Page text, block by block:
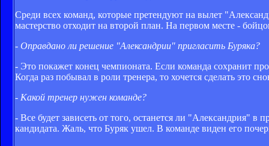
Среди всех команд, которые претендуют на вылет
мастерство отходит на второй план. На первом месте -
- Оправдано ли решение "Александрии" пригласить Буряка?
- Это покажет конец чемпионата. Если команда сохранит
Когда раз побывал в роли тренера, то хочется сделать это
- Какой тренер нужен команде?
- Все будет зависеть от того, останется ли "Александрия"
кандидата. Жаль, что Буряк ушел. В команде виден его